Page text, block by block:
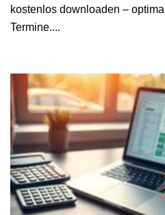
kostenlos downloaden –
Termine....